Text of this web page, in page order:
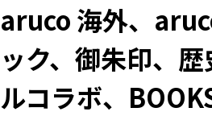
aruco 海外、
ック、御朱印、
ルコラボ、